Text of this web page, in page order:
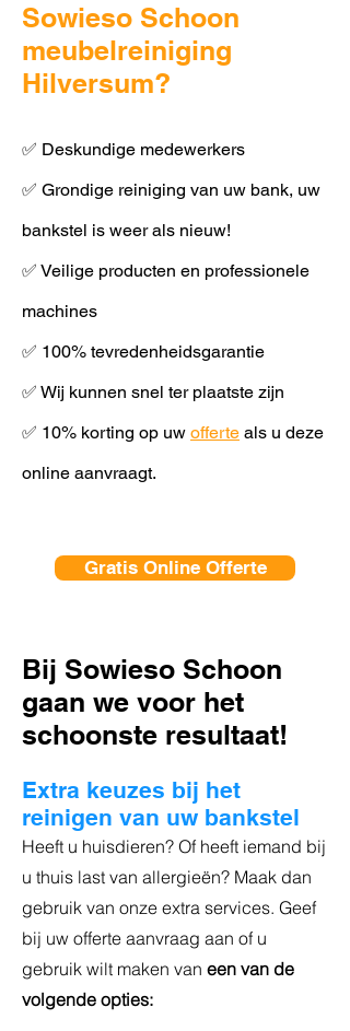
Sowieso Schoon
meubelreiniging
Hilversum?
✅ Deskundige medewerkers
✅ Grondige reiniging van uw bank, uw
bankstel is weer als nieuw!
✅ Veilige producten en professionele
machines
✅ 100% tevredenheidsgarantie
✅ Wij kunnen snel ter plaatste zijn
✅ 10% korting op uw offerte als u deze
online aanvraagt.
Gratis Online Offerte
Bij Sowieso Schoon
gaan we voor het
schoonste resultaat!
Heeft u huisdieren? Of heeft iemand bij
u thuis last van allergieën? Maak dan
gebruik van onze extra services. Geef
bij uw offerte aanvraag aan of u
gebruik wilt maken van een van de
volgende opties:
Extra keuzes bij het
reinigen van uw bankstel